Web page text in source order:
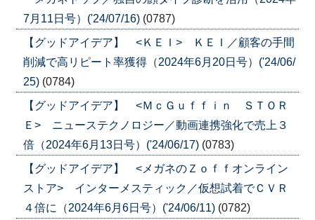
7月11日号）('24/07/16) (0787)
【グッドアイデア】 <ＫＥＩ> ＫＥＩ／顧客の手間
削減で高リピート率獲得（2024年6月20日号）('24/06/
25) (0784)
【グッドアイデア】 <ＭｃＧｕｆｆｉｎ ＳＴＯＲ
Ｅ> ニューステクノロジー／動画連携強化で売上３
倍（2024年6月13日号）('24/06/17) (0783)
【グッドアイデア】 <メガネのＺｏｆｆオンライン
ストア> インターメスティック／仮想試着でＣＶＲ
４倍に（2024年6月6日号）('24/06/11) (0782)